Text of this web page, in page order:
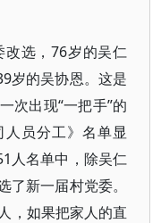
选，76岁的吴仁
岁的吴协恩。这是
次出现“一把手”的
员分工》名单显
人名单中，除吴仁
新一届村党委。
，如果把家人的直